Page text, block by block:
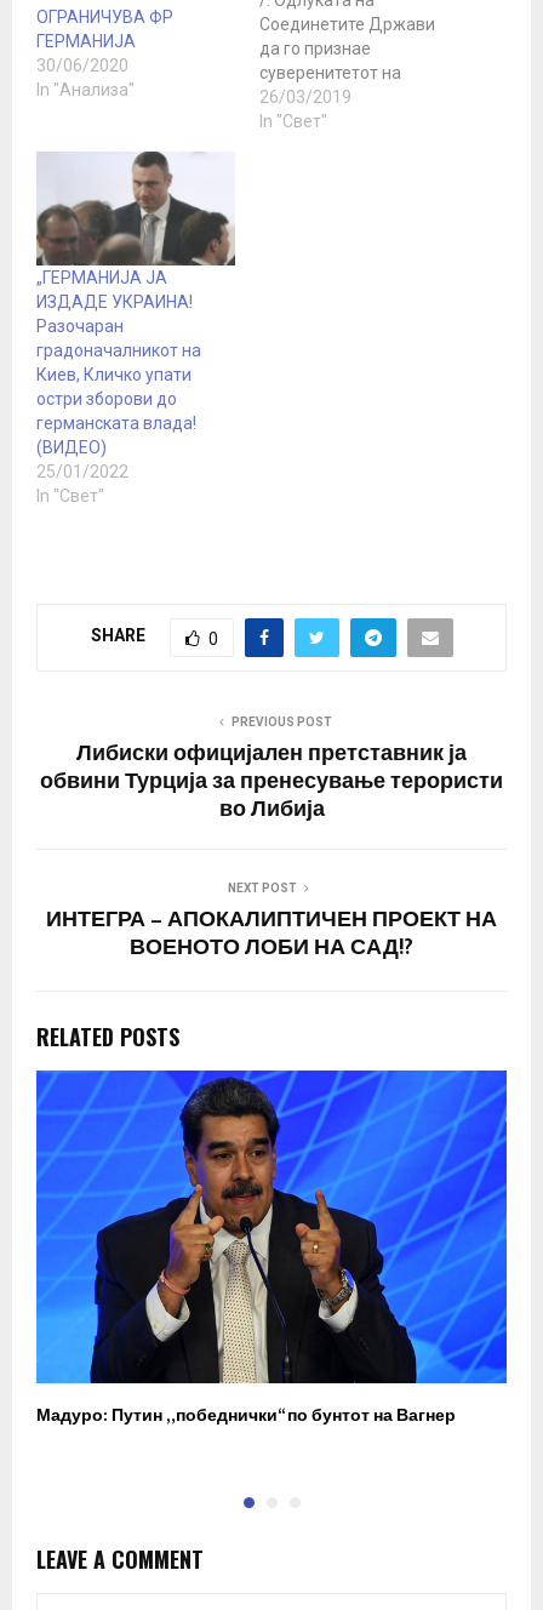
ОГРАНИЧУВА ФР
ГЕРМАНИЈА
30/06/2020
In "Анализа"
Соединетите Држави
да го признае
суверенитетот на
Израел врз дел од
територијата на Сирија -
26/03/2019
In "Свет"
„ГЕРМАНИЈА ЈА
ИЗДАДЕ УКРАИНА!
Разочаран
градоначалникот на
Киев, Кличко упати
остри зборови до
германската влада!
(ВИДЕО)
25/01/2022
In "Свет"
SHARE 0
PREVIOUS POST
Либиски официјален претставник ја
обвини Турција за пренесување терористи
во Либија
NEXT POST
ИНТЕГРА – АПОКАЛИПТИЧЕН ПРОЕКТ НА
ВОЕНОТО ЛОБИ НА САД!?
RELATED POSTS
Мадуро: Путин „победнички“ по бунтот на Вагнер
LEAVE A COMMENT